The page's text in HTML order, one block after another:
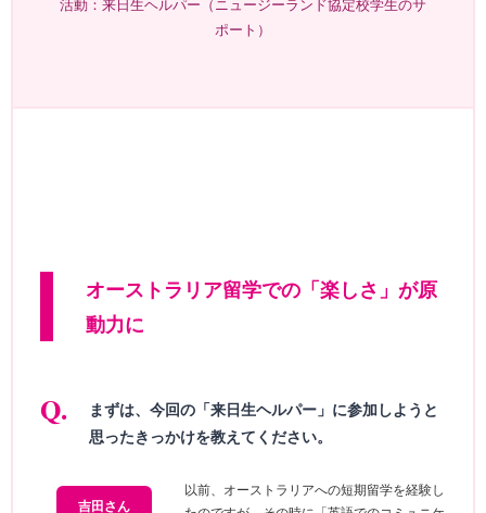
ポート）
オーストラリア留学での「楽しさ」が原
動力に
まずは、今回の「来日生ヘルパー」に参加しようと
思ったきっかけを教えてください。
吉田さん
以前、オーストラリアへの短期留学を経験し